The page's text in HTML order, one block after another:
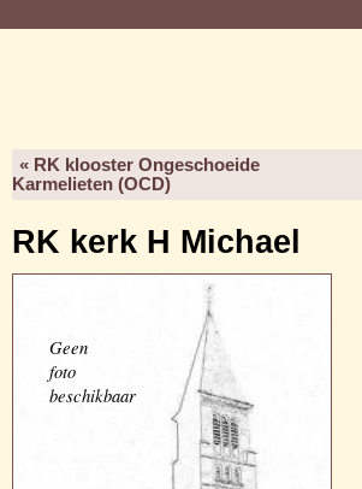
« RK klooster Ongeschoeide
Karmelieten (OCD)
RK kerk H Michael
Geen
foto
beschikbaar